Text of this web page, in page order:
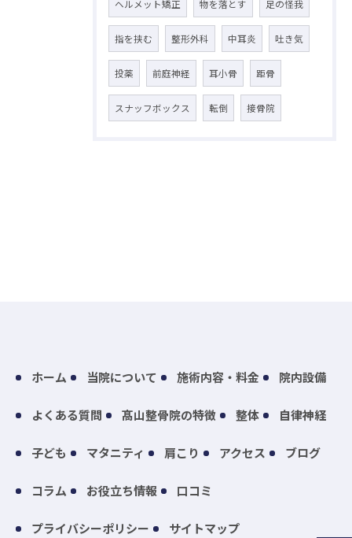
ヘルメット矯正 物を落とす 足の怪我
指を挟む 整形外科 中耳炎 吐き気
投薬 前庭神経 耳小骨 距骨
スナッフボックス 転倒 接骨院
ホーム 当院について 施術内容・料金 院内設備
よくある質問 髙山整骨院の特徴 整体 自律神経
子ども マタニティ 肩こり アクセス ブログ
コラム お役立ち情報 口コミ
プライバシーポリシー サイトマップ